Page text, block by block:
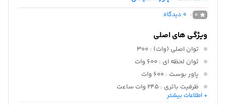
0
0 دیدگاه
ویژگی های اصلی
توان اصلی (وات) : 300
توان لحظه ای : 600 وات
پاور بوست : 600 وات
ظرفیت باتری : 245 وات ساعت
نوع باتری: لیتیوم آیرون فسفات (LFP / LiFePo4)+ اطلاعات بیشتر